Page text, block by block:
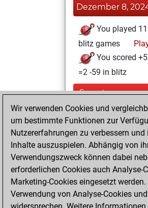
Dezember 8,
You played
blitz games
You scored
=2 -59 in blitz
Samstag,
November 30,
2024
positions
Dienstag,
November 19,
2024
Wir verwenden Cookies und
um bestimmte Funktionen zur
Nutzererfahrungen zu verbessern und
Inhalte auszuspielen. Abhängig von
Verwendungszweck können dabei
erforderlichen Cookies auch Analyse-
Marketing-Cookies eingesetzt werden.
Verwendung von Analyse-Cookies